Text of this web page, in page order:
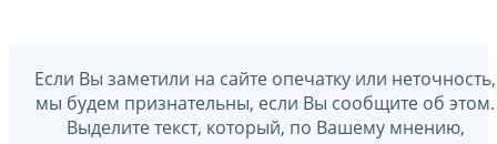
Если Вы заметили на сайте опечатку или неточность,
мы будем признательны, если Вы сообщите об этом.
Выделите текст, который, по Вашему мнению,